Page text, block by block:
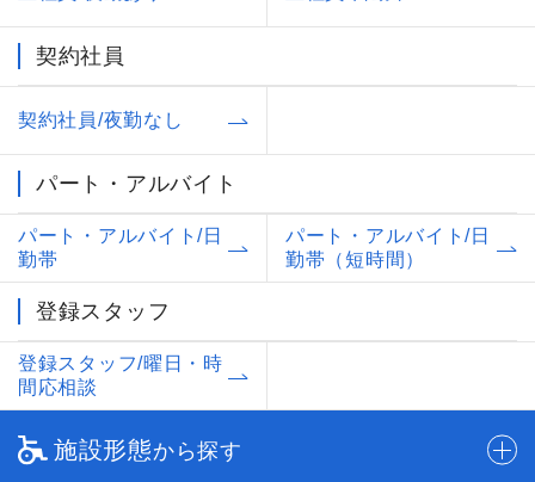
契約社員
契約社員/夜勤なし
パート・アルバイト
パート・アルバイト/日
勤帯
パート・アルバイト/日
勤帯（短時間）
登録スタッフ
登録スタッフ/曜日・時
間応相談
施設形態から探す